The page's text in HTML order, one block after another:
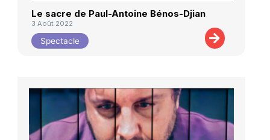
Le sacre de Paul-Antoine Bénos-Djian
3 Août 2022
Spectacle